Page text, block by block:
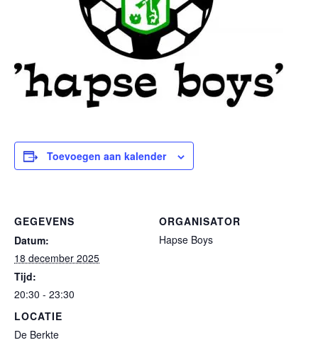
Toevoegen aan kalender
GEGEVENS
Datum:
18 december 2025
Tijd:
20:30 - 23:30
LOCATIE
De Berkte
ORGANISATOR
Hapse Boys